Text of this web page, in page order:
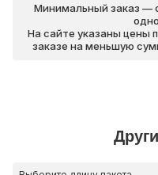
Минимальный заказ —
На сайте указаны цены
заказе на меньшую